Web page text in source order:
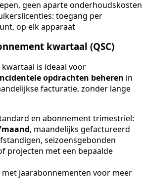
geen aparte onderhoudskosten
toegang per
op elk apparaat
kwartaal (QSC)
is ideaal voor
opdrachten beheren in
facturatie, zonder lange
en abonnement trimestriel:
, maandelijks gefactureerd
seizoensgebonden
projecten met een bepaalde
jaarabonnementen voor meer